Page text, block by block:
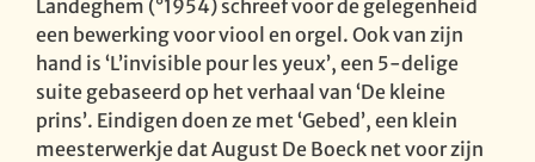
Landeghem (°1954) schreef voor de gelegenheid
een bewerking voor viool en orgel. Ook van zijn
hand is ‘L’invisible pour les yeux’, een 5-delige
suite gebaseerd op het verhaal van ‘De kleine
prins’. Eindigen doen ze met ‘Gebed’, een klein
meesterwerkje dat August De Boeck net voor zijn